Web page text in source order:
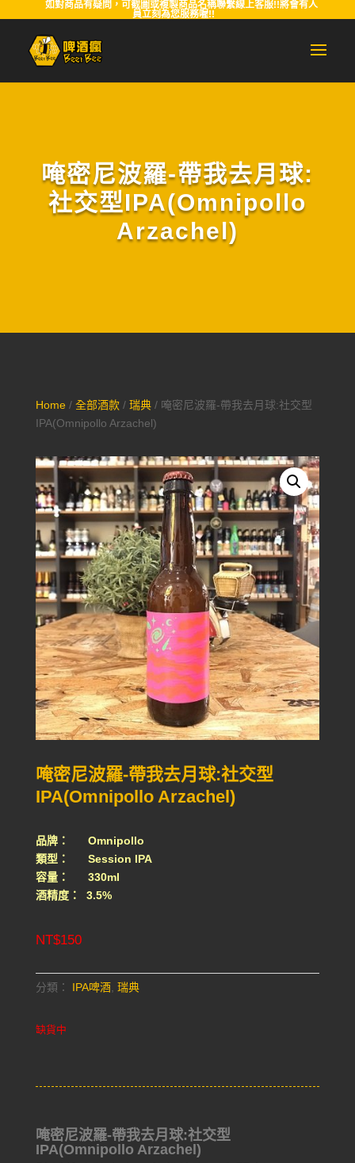
如對商品有疑問，可截圖或複製商品名稱聯繫線上客服!!將會有人
員立刻為您服務喔!!
唵密尼波羅-帶我去月球:
社交型IPA(Omnipollo
Arzachel)
Home/ 全部酒款/ 瑞典/ 唵密尼波羅-帶我去月球:社交型
IPA(Omnipollo Arzachel)
唵密尼波羅-帶我去月球:社交型
IPA(Omnipollo Arzachel)
品牌： Omnipollo
類型： Session IPA
容量： 330ml
酒精度： 3.5%
NT$150
分類： IPA啤酒, 瑞典
缺貨中
唵密尼波羅-帶我去月球:社交型
IPA(Omnipollo Arzachel)